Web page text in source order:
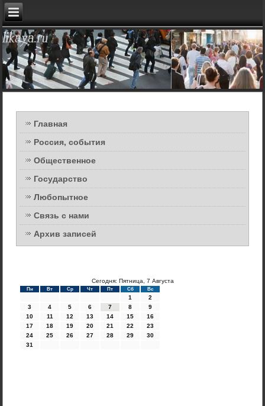
Главная
Россия, события
Общественное
Государство
Любопытное
Связь с нами
Архив записей
Сегодня: Пятница, 7 Августа
Пн Вт Ср Чт Пт Сб Вс
1
2
3
4 5 6 7 8
9
10
11 12 13 14 15
16
17
18 19 20 21 22
23
24
25 26 27 28 29
30
31